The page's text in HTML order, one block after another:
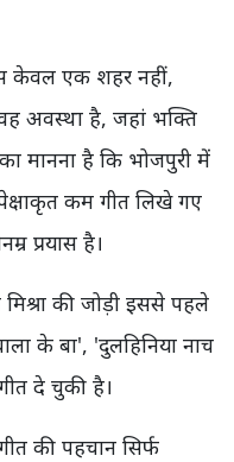
केवल एक शहर नहीं,
अवस्था है, जहां भक्ति
मानना है कि भोजपुरी में
कम गीत लिखे गए
प्रयास है।
की जोड़ी इससे पहले
के बा', 'दुलहिनिया नाच
दे चुकी है।
की पहचान सिर्फ